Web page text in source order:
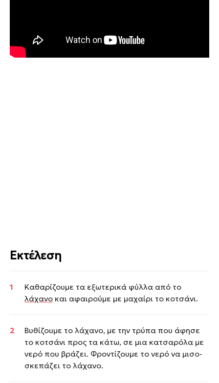
Εκτέλεση
Καθαρίζουμε τα εξωτερικά φύλλα από το
λάχανο και αφαιρούμε με μαχαίρι το κοτσάνι.
Βυθίζουμε το λάχανο, με την τρύπα που άφησε
το κοτσάνι προς τα κάτω, σε μια κατσαρόλα με
νερό που βράζει. Φροντίζουμε το νερό να μισο-
σκεπάζει το λάχανο.